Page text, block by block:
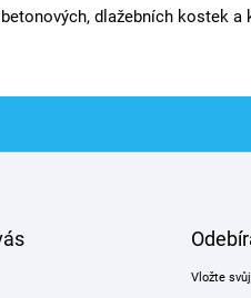
dlažebních kostek a
Vložte